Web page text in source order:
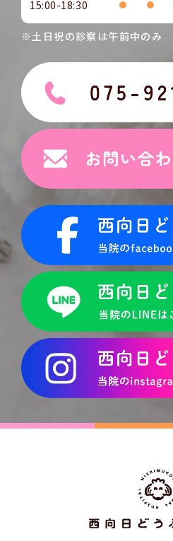
15:00-18:30 ● ●
※土日祝の診察は午前中のみ